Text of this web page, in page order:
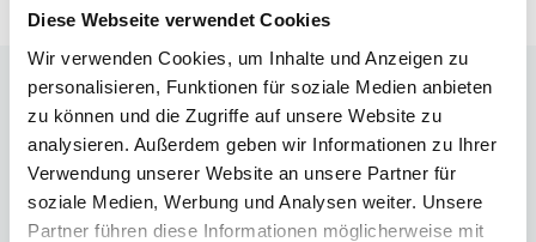
Diese Webseite verwendet Cookies
Wir verwenden Cookies, um Inhalte und Anzeigen zu
personalisieren, Funktionen für soziale Medien anbieten
zu können und die Zugriffe auf unsere Website zu
analysieren. Außerdem geben wir Informationen zu Ihrer
Verwendung unserer Website an unsere Partner für
soziale Medien, Werbung und Analysen weiter. Unsere
Partner führen diese Informationen möglicherweise mit
Brauchst du Hilfe?
Kontaktiere unseren Kundenservice
Rücksendung
Informationen zur Rücksendung